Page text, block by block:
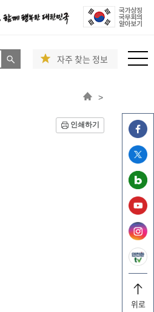
위로
자주 찾는 정보
>
인쇄하기